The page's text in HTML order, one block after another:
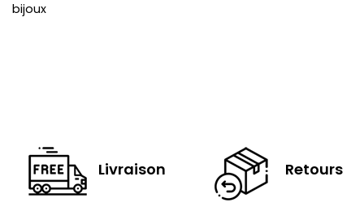
bijoux
Livraison Retours